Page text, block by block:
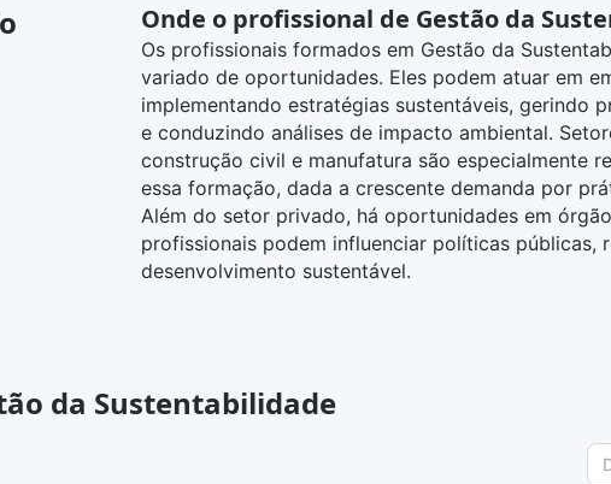
Onde o profissional de Gestão da
Os profissionais formados em Gestão da
variado de oportunidades. Eles podem atuar em
implementando estratégias sustentáveis, gerindo
e conduzindo análises de impacto ambiental.
construção civil e manufatura são especialmente
essa formação, dada a crescente demanda por
Além do setor privado, há oportunidades em
profissionais podem influenciar políticas públicas,
desenvolvimento sustentável.
da Sustentabilidade